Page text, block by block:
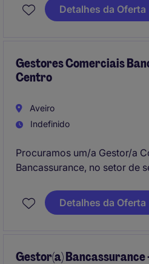
Detalhes da Oferta
Gestores Comerciais
Centro
Aveiro
Indefinido
Procuramos um/a Gestor/a
Bancassurance, no setor de
promovendo soluções de
Detalhes da Oferta
Gestor(a) Bancassurance